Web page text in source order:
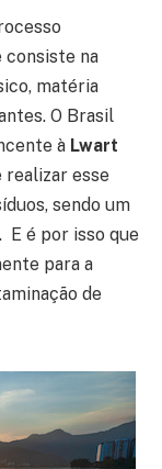
consiste na
matéria
O Brasil
à Lwart
realizar esse
sendo um
é por isso que
para a
de